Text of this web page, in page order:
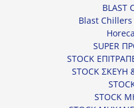
BLAST
Blast Chillers
SUPER
STOCK
STOCK ΣΚΕΥΗ
STOCK